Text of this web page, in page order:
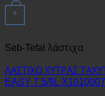
+
Seb-Tefal λάστιχα
ΛΑΣΤΙΧΟ ΧΥΤΡΑΣ
EASY 7.5/9L